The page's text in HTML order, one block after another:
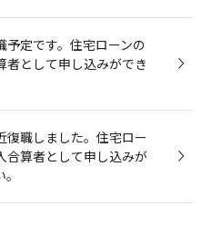
予定です。住宅ローンの
者として申し込みができ
復職しました。住宅ロー
合算者として申し込みが